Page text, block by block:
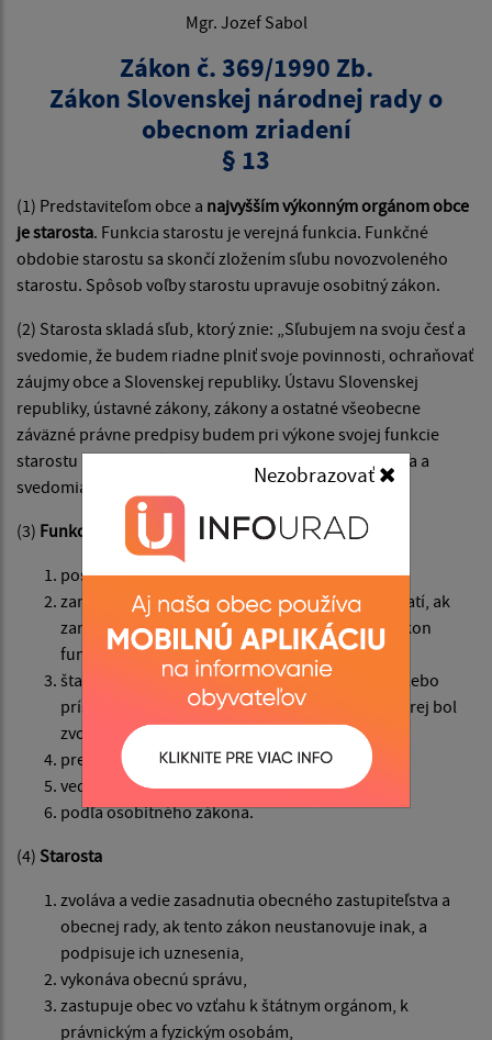
Nezobrazovať
Mgr. Jozef Sabol
Zákon č. 369/1990 Zb.
Zákon Slovenskej národnej rady o
obecnom zriadení
§ 13
(1) Predstaviteľom obce a najvyšším výkonným orgánom obce
je starosta. Funkcia starostu je verejná funkcia. Funkčné
obdobie starostu sa skončí zložením sľubu novozvoleného
starostu. Spôsob voľby starostu upravuje osobitný zákon.
(2) Starosta skladá sľub, ktorý znie: „Sľubujem na svoju česť a
svedomie, že budem riadne plniť svoje povinnosti, ochraňovať
záujmy obce a Slovenskej republiky. Ústavu Slovenskej
republiky, ústavné zákony, zákony a ostatné všeobecne
záväzné právne predpisy budem pri výkone svojej funkcie
starostu uplatňovať podľa svojho najlepšieho vedomia a
svedomia.
(3) Funkcia starostu je nezlučiteľná s funkciou
poslanca,
zamestnanca obce, v ktorej bol zvolený; to neplatí, ak
zamestnanec obce je dlhodobo uvoľnený na výkon
funkcie starostu,
štatutárneho orgánu rozpočtovej organizácie alebo
príspevkovej organizácie zriadenej obcou, v ktorej bol
zvolený,
predsedu samosprávneho kraja,
vedúceho zamestnanca orgánu štátnej správy,
podľa osobitného zákona.
(4) Starosta
zvoláva a vedie zasadnutia obecného zastupiteľstva a
obecnej rady, ak tento zákon neustanovuje inak, a
podpisuje ich uznesenia,
vykonáva obecnú správu,
zastupuje obec vo vzťahu k štátnym orgánom, k
právnickým a fyzickým osobám,